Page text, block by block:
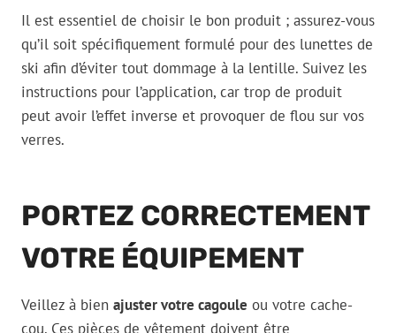
Il est essentiel de choisir le bon produit ; assurez-vous
qu’il soit spécifiquement formulé pour des lunettes de
ski afin d’éviter tout dommage à la lentille. Suivez les
instructions pour l’application, car trop de produit
peut avoir l’effet inverse et provoquer de flou sur vos
verres.
PORTEZ CORRECTEMENT
VOTRE ÉQUIPEMENT
Veillez à bien ajuster votre cagoule ou votre cache-
cou. Ces pièces de vêtement doivent être